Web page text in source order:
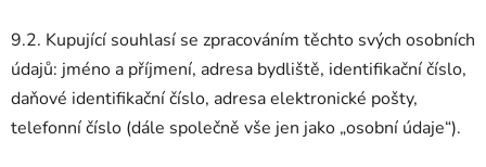
9.2. Kupující souhlasí se zpracováním těchto svých osobních
údajů: jméno a příjmení, adresa bydliště, identifikační číslo,
daňové identifikační číslo, adresa elektronické pošty,
telefonní číslo (dále společně vše jen jako „osobní údaje“).